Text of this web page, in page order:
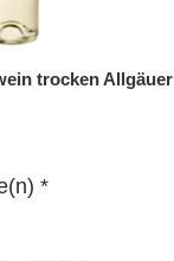
trocken Allgäuer
*